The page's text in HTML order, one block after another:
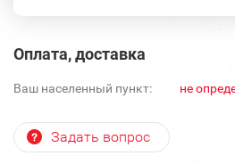
Оплата, доставка
Ваш населенный пункт: не
Задать вопрос